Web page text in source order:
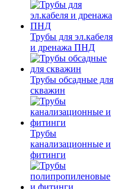
Трубы для эл.кабеля
и дренажа ПНД
Трубы обсадные для
скважин
Трубы
канализационные и
фитинги